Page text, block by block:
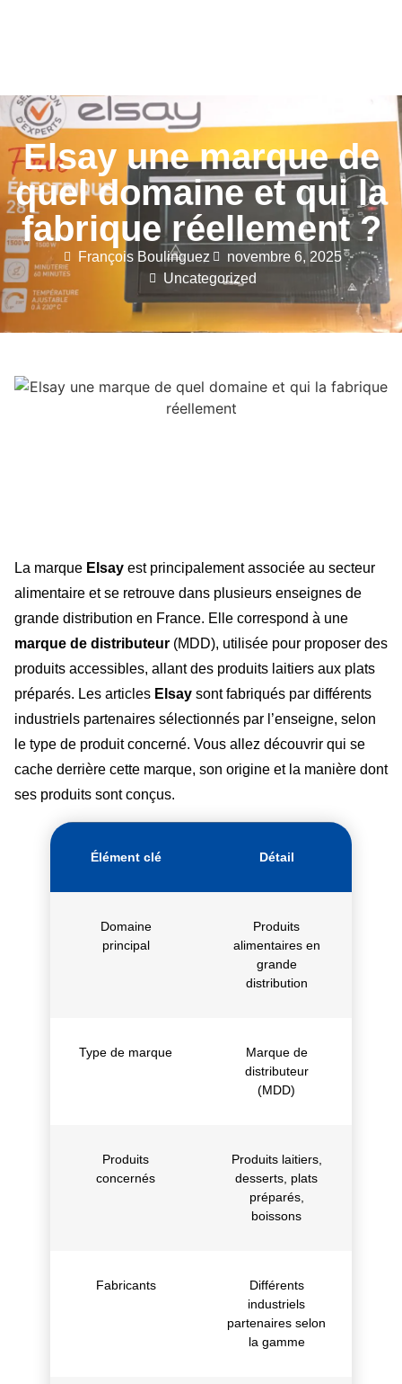
Elsay une marque de
quel domaine et qui la
fabrique réellement ?
François Boulinguez
novembre 6, 2025
Uncategorized
La marque Elsay est principalement associée au secteur
alimentaire et se retrouve dans plusieurs enseignes de
grande distribution en France. Elle correspond à une
marque de distributeur (MDD), utilisée pour proposer des
produits accessibles, allant des produits laitiers aux plats
préparés. Les articles Elsay sont fabriqués par différents
industriels partenaires sélectionnés par l’enseigne, selon
le type de produit concerné. Vous allez découvrir qui se
cache derrière cette marque, son origine et la manière dont
ses produits sont conçus.
Élément clé Détail
Domaine
principal
Produits
alimentaires en
grande
distribution
Type de marque
Marque de
distributeur
(MDD)
Produits
concernés
Produits laitiers,
desserts, plats
préparés,
boissons
Fabricants
Différents
industriels
partenaires selon
la gamme